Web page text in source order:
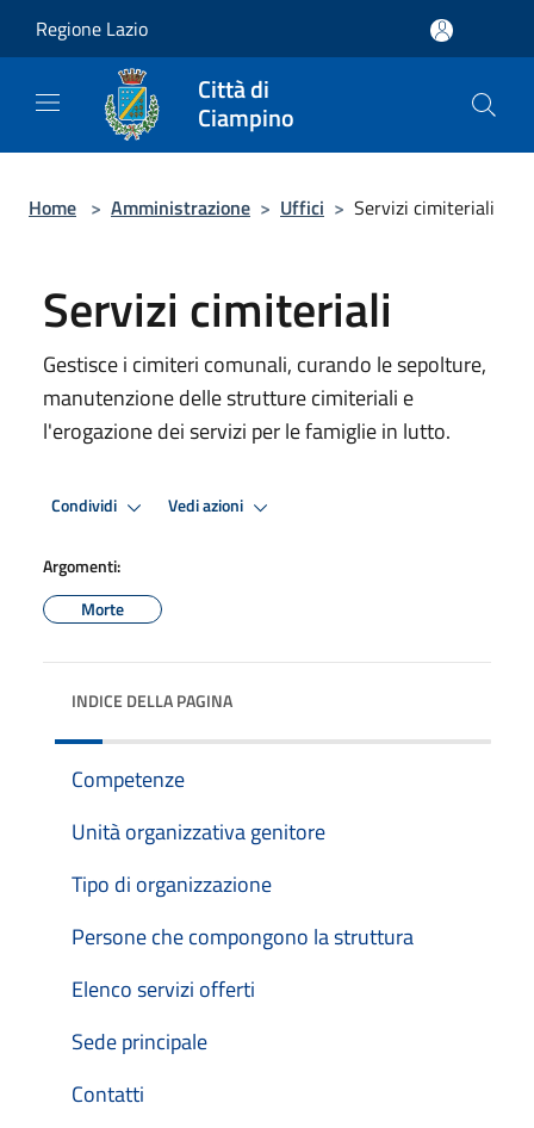
Regione Lazio
Città di
Ciampino
Home > Amministrazione > Uffici > Servizi cimiteriali
Servizi cimiteriali
Gestisce i cimiteri comunali, curando le sepolture,
manutenzione delle strutture cimiteriali e
l'erogazione dei servizi per le famiglie in lutto.
Condividi Vedi azioni
Argomenti:
Morte
INDICE DELLA PAGINA
Competenze
Unità organizzativa genitore
Tipo di organizzazione
Persone che compongono la struttura
Elenco servizi offerti
Sede principale
Contatti